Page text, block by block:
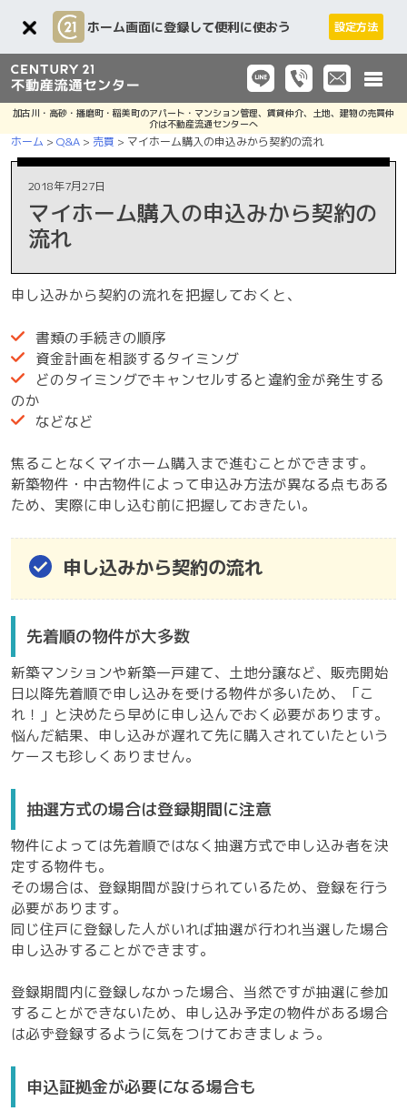
ホーム画面に登録して便利に使おう 設定方法
加古川・高砂・播磨町・稲美町のアパート・マンション管理、賃貸仲介、土地、建物の売買仲
介は不動産流通センターへ
ホーム > Q&A > 売買 > マイホーム購入の申込みから契約の流れ
2018年7月27日
マイホーム購入の申込みから契約の
流れ
申し込みから契約の流れを把握しておくと、
書類の手続きの順序
資金計画を相談するタイミング
どのタイミングでキャンセルすると違約金が発生する
のか
などなど
焦ることなくマイホーム購入まで進むことができます。
新築物件・中古物件によって申込み方法が異なる点もある
ため、実際に申し込む前に把握しておきたい。
申し込みから契約の流れ
先着順の物件が大多数
新築マンションや新築一戸建て、土地分譲など、販売開始
日以降先着順で申し込みを受ける物件が多いため、「こ
れ！」と決めたら早めに申し込んでおく必要があります。
悩んだ結果、申し込みが遅れて先に購入されていたという
ケースも珍しくありません。
抽選方式の場合は登録期間に注意
物件によっては先着順ではなく抽選方式で申し込み者を決
定する物件も。
その場合は、登録期間が設けられているため、登録を行う
必要があります。
同じ住戸に登録した人がいれば抽選が行われ当選した場合
申し込みすることができます。
登録期間内に登録しなかった場合、当然ですが抽選に参加
することができないため、申し込み予定の物件がある場合
は必ず登録するように気をつけておきましょう。
申込証拠金が必要になる場合も